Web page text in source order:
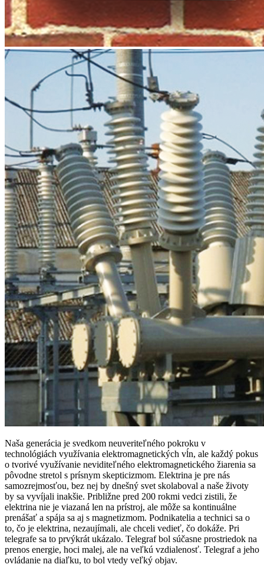
Naša generácia je svedkom neuveriteľného pokroku v
technológiách využívania elektromagnetických vĺn, ale každý pokus
o tvorivé využívanie neviditeľného elektromagnetického žiarenia sa
pôvodne stretol s prísnym skepticizmom. Elektrina je pre nás
samozrejmosťou, bez nej by dnešný svet skolaboval a naše životy
by sa vyvíjali inakšie. Približne pred 200 rokmi vedci zistili, že
elektrina nie je viazaná len na prístroj, ale môže sa kontinuálne
prenášať a spája sa aj s magnetizmom. Podnikatelia a technici sa o
to, čo je elektrina, nezaujímali, ale chceli vedieť, čo dokáže. Pri
telegrafe sa to prvýkrát ukázalo. Telegraf bol súčasne prostriedok na
prenos energie, hoci malej, ale na veľkú vzdialenosť. Telegraf a jeho
ovládanie na diaľku, to bol vtedy veľký objav.